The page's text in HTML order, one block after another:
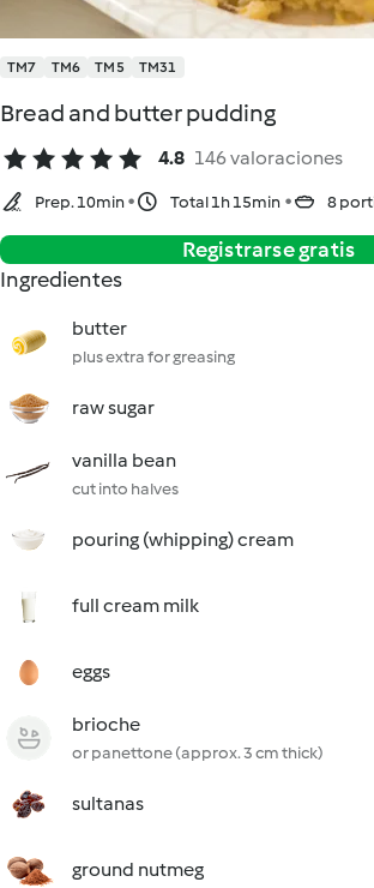
TM7 TM6 TM5 TM31
Bread and butter pudding
4.8 146 valoraciones
Prep. 10min Total 1h 15min 8
Registrarse gratis
Ingredientes
butter
plus extra for greasing
raw sugar
vanilla bean
cut into halves
pouring (whipping) cream
full cream milk
eggs
brioche
or panettone (approx. 3 cm thick)
sultanas
ground nutmeg